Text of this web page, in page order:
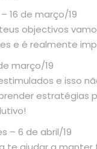
16 de março/19
objectivos
e é realmente
março/19
e isso
estratégias
– 6 de abril/19